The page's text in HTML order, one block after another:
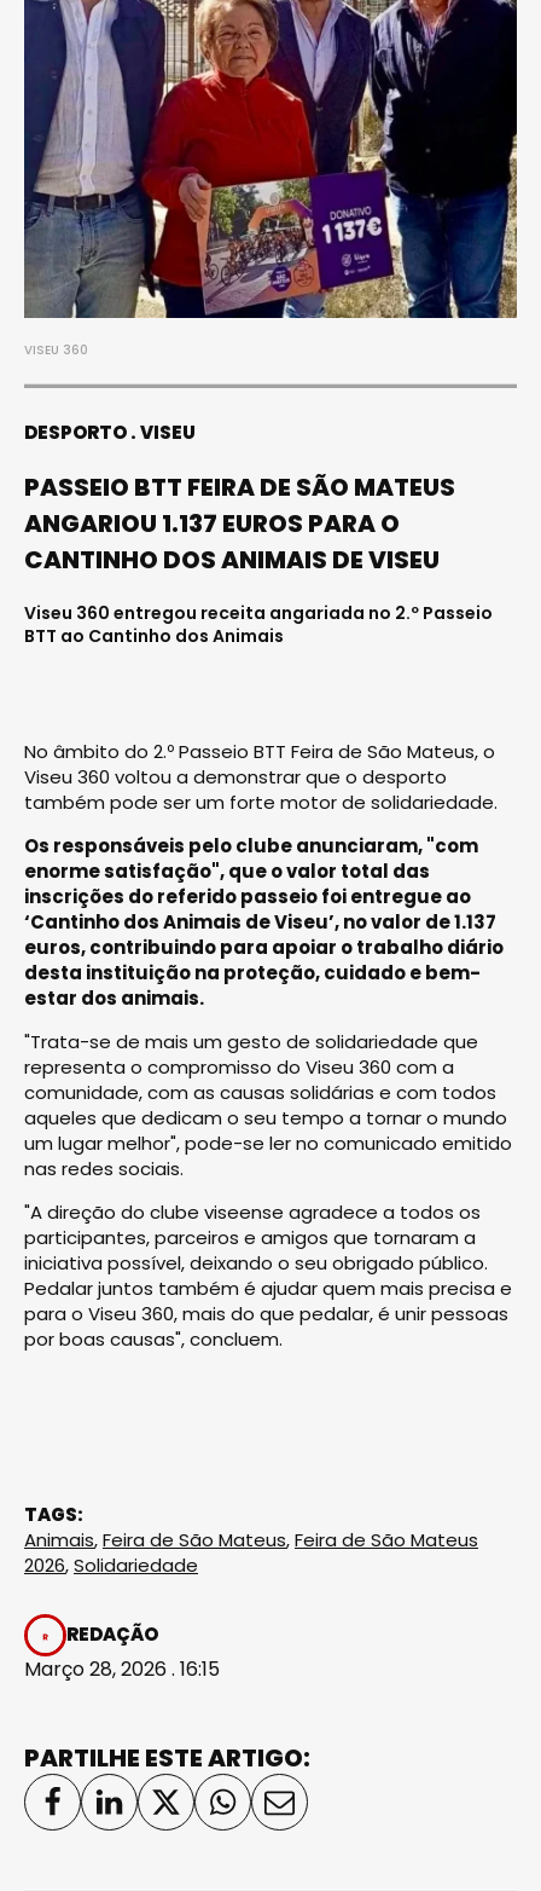
VISEU 360
DESPORTO VISEU
PASSEIO BTT FEIRA DE SÃO MATEUS
ANGARIOU 1.137 EUROS PARA O
CANTINHO DOS ANIMAIS DE VISEU
Viseu 360 entregou receita angariada no 2.º Passeio
BTT ao Cantinho dos Animais
No âmbito do 2.º Passeio BTT Feira de São Mateus, o
Viseu 360 voltou a demonstrar que o desporto
também pode ser um forte motor de solidariedade.
Os responsáveis pelo clube anunciaram, "com
enorme satisfação", que o valor total das
inscrições do referido passeio foi entregue ao
‘Cantinho dos Animais de Viseu’, no valor de 1.137
euros, contribuindo para apoiar o trabalho diário
desta instituição na proteção, cuidado e bem-
estar dos animais.
"Trata-se de mais um gesto de solidariedade que
representa o compromisso do Viseu 360 com a
comunidade, com as causas solidárias e com todos
aqueles que dedicam o seu tempo a tornar o mundo
um lugar melhor", pode-se ler no comunicado emitido
nas redes sociais.
"A direção do clube viseense agradece a todos os
participantes, parceiros e amigos que tornaram a
iniciativa possível, deixando o seu obrigado público.
Pedalar juntos também é ajudar quem mais precisa e
para o Viseu 360, mais do que pedalar, é unir pessoas
por boas causas", concluem.
TAGS:
Animais,Feira de São Mateus,Feira de São Mateus
2026,Solidariedade
REDAÇÃO
Março 28, 2026 . 16:15
PARTILHE ESTE ARTIGO: